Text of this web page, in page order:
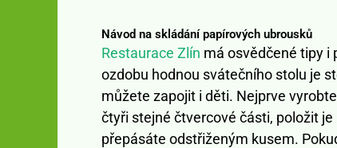
Návod na skládání papírových ubrousků
Restaurace Zlín má osvědčené tipy i
ozdobu hodnou svátečního stolu je
můžete zapojit i děti. Nejprve
čtyři stejné čtvercové části, položit
přepásáte odstřiženým kusem.